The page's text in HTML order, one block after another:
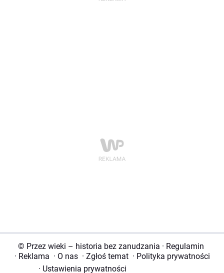
© Przez wieki – historia bez zanudzania · Regulamin
· Reklama · O nas · Zgłoś temat · Polityka prywatności
· Ustawienia prywatności